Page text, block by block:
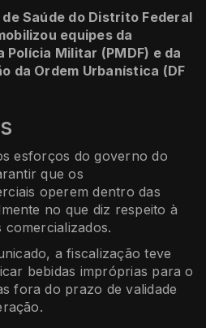
Saúde do Distrito Federal
equipes da
Militar (PMDF) e da
da Ordem Urbanística (DF
esforços do governo do
que os
operem dentro das
no que diz respeito à
comercializados.
a fiscalização teve
bebidas impróprias para o
fora do prazo de validade